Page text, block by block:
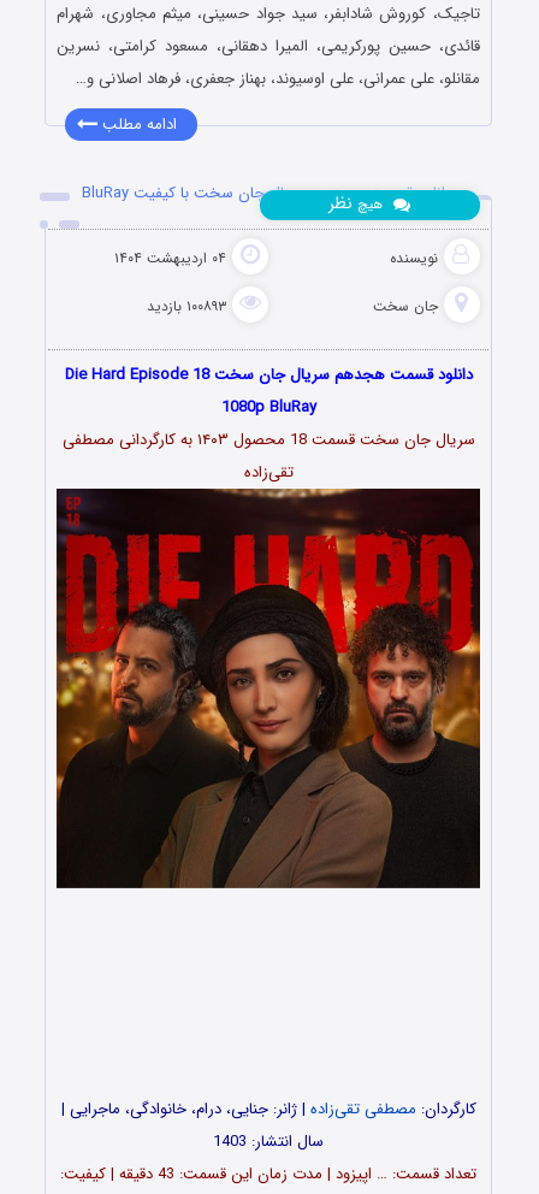
تاجیک، کوروش شادابفر، سید جواد حسینی، میثم مجاوری، شهرام
قائدی، حسین پورکریمی، المیرا دهقانی، مسعود کرامتی، نسرین
مقانلو، علی عمرانی، علی اوسیوند، بهناز جعفری، فرهاد اصلانی و…
ادامه مطلب
دانلود قسمت هجدهم سریال جان سخت با کیفیت BluRay
نویسنده ۰۴ اردیبهشت ۱۴۰۴
جان سخت ۱۰۰۸۹۳ بازدید
هیچ نظر
دانلود قسمت هجدهم سریال جان سخت Die Hard Episode 18
1080p BluRay
سریال جان سخت قسمت 18 محصول ۱۴۰۳ به کارگردانی مصطفی
تقی‌زاده
کارگردان: مصطفی تقی‌زاده | ژانر: جنایی، درام، خانوادگی، ماجرایی |
سال انتشار: 1403
تعداد قسمت‌: … اپیزود | مدت زمان این قسمت: 43 دقیقه | کیفیت: